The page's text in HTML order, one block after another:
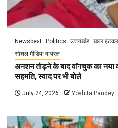
Newsbeat Politics उत्तराखंड खबर हटकर
सोशल मीडिया वायरल
अनशन तोड़ने के बाद वांगचुक का नया
सहमति, स्वाद पर भी बोले
July 24, 2026 Yoshita Pandey